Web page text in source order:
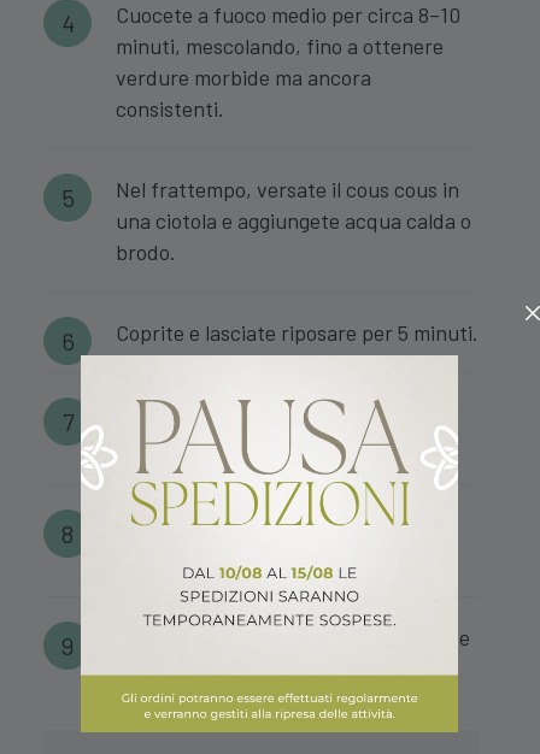
Cuocete a fuoco medio per circa 8–10
minuti, mescolando, fino a ottenere
verdure morbide ma ancora
consistenti.
Nel frattempo, versate il cous cous in
una ciotola e aggiungete acqua calda o
brodo.
Coprite e lasciate riposare per 5 minuti.
Sgranate il cous cous con una
forchetta, aggiungendo un filo d’olio.
Unite le verdure cotte al cous cous e
Regolate di sale e pepe, quindi lasciate
intiepidire prima di servire.